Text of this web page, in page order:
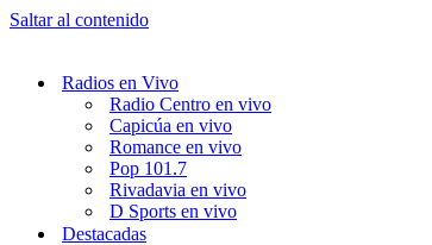
Saltar al contenido
Radios en Vivo
Radio Centro en vivo
Capicúa en vivo
Romance en vivo
Pop 101.7
Rivadavia en vivo
D Sports en vivo
Destacadas